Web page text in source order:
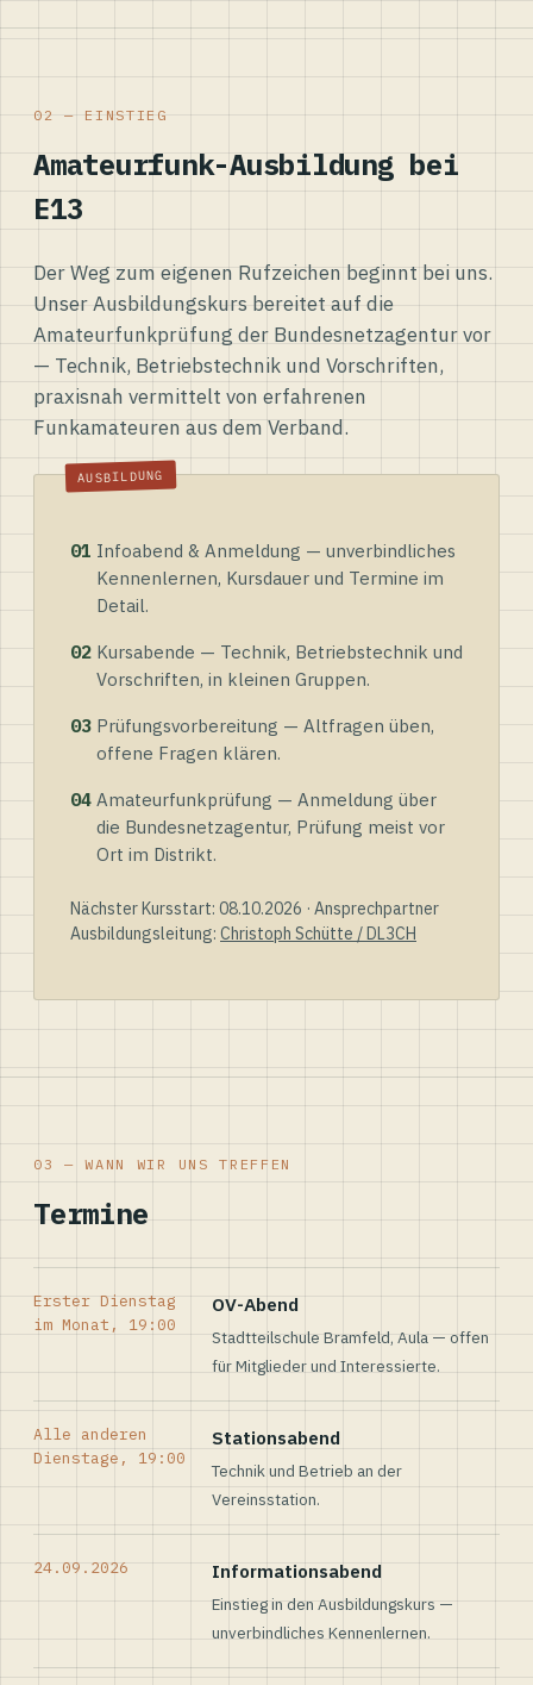
02 — EINSTIEG
Amateurfunk-Ausbildung bei
E13
Der Weg zum eigenen Rufzeichen beginnt bei uns.
Unser Ausbildungskurs bereitet auf die
Amateurfunkprüfung der Bundesnetzagentur vor
— Technik, Betriebstechnik und Vorschriften,
praxisnah vermittelt von erfahrenen
Funkamateuren aus dem Verband.
01 Infoabend & Anmeldung — unverbindliches
Kennenlernen, Kursdauer und Termine im
Detail.
02 Kursabende — Technik, Betriebstechnik und
Vorschriften, in kleinen Gruppen.
03 Prüfungsvorbereitung — Altfragen üben,
offene Fragen klären.
04 Amateurfunkprüfung — Anmeldung über
die Bundesnetzagentur, Prüfung meist vor
Ort im Distrikt.
Nächster Kursstart: 08.10.2026 · Ansprechpartner
Ausbildungsleitung: Christoph Schütte / DL3CH
03 — WANN WIR UNS TREFFEN
Termine
Erster Dienstag
im Monat, 19:00
OV-Abend
Stadtteilschule Bramfeld, Aula — offen
für Mitglieder und Interessierte.
Alle anderen
Dienstage, 19:00
Stationsabend
Technik und Betrieb an der
Vereinsstation.
24.09.2026 Informationsabend
Einstieg in den Ausbildungskurs —
unverbindliches Kennenlernen.